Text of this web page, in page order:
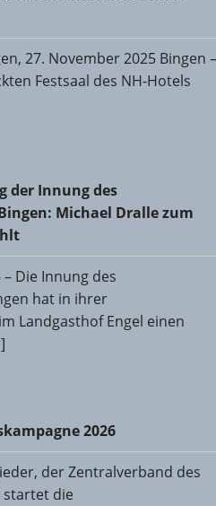
27. November 2025 Bingen –
Festsaal des NH-Hotels
Innung des
Michael Dralle zum neuen
der Innung des
Michael Dralle zum
Die Innung des
hat in ihrer
Landgasthof Engel einen
20262026
der Zentralverband des
startet die